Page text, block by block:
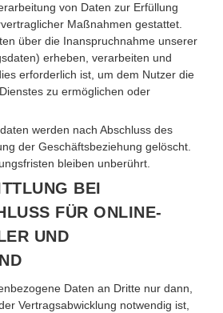
von Daten zur Erfüllung
Maßnahmen gestattet.
über die Inanspruchnahme unserer
erheben, verarbeiten und
erforderlich ist, um dem Nutzer die
zu ermöglichen oder
werden nach Abschluss des
der Geschäftsbeziehung gelöscht.
bleiben unberührt.
BEI
FÜR ONLINE-
UND
Daten an Dritte nur dann,
Vertragsabwicklung notwendig ist,